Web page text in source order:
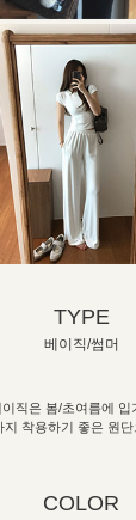
TYPE
베이직/썸머
이직은 봄/초여름에 입
착용하기 좋은 원
COLOR